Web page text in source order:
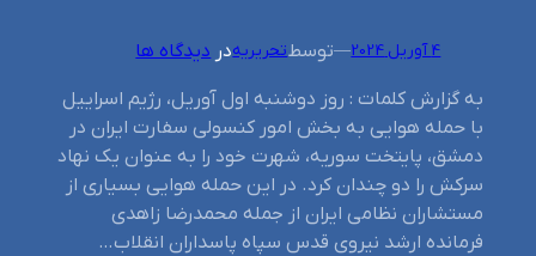
4 آوریل 2024 —توسطتحریریهدر دیدگاه ها
به گزارش کلمات : روز دوشنبه اول آوریل، رژیم اسراییل
با حمله هوایی به بخش امور کنسولی سفارت ایران در
دمشق، پایتخت سوریه، شهرت خود را به عنوان یک نهاد
سرکش را دو چندان کرد. در این حمله هوایی بسیاری از
مستشاران نظامی ایران از جمله محمدرضا زاهدی
فرمانده ارشد نیروی قدس سپاه پاسداران انقلاب…